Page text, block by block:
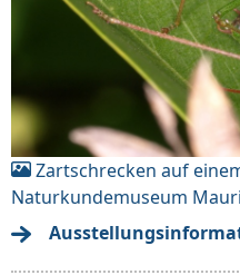
Zartschrecken auf
Naturkundemuseum